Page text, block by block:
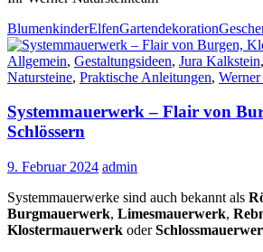
BlumenkinderElfenGartendekoration
Allgemein, Gestaltungsideen, Jura Kalkstein,
Natursteine, Praktische Anleitungen,
Systemmauerwerk – Flair von
Schlössern
9. Februar 2024 admin
Systemmauerwerke sind auch bekannt als
Burgmauerwerk, Limesmauerwerk,
Klostermauerwerk oder